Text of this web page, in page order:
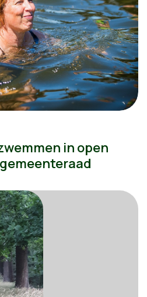
in open